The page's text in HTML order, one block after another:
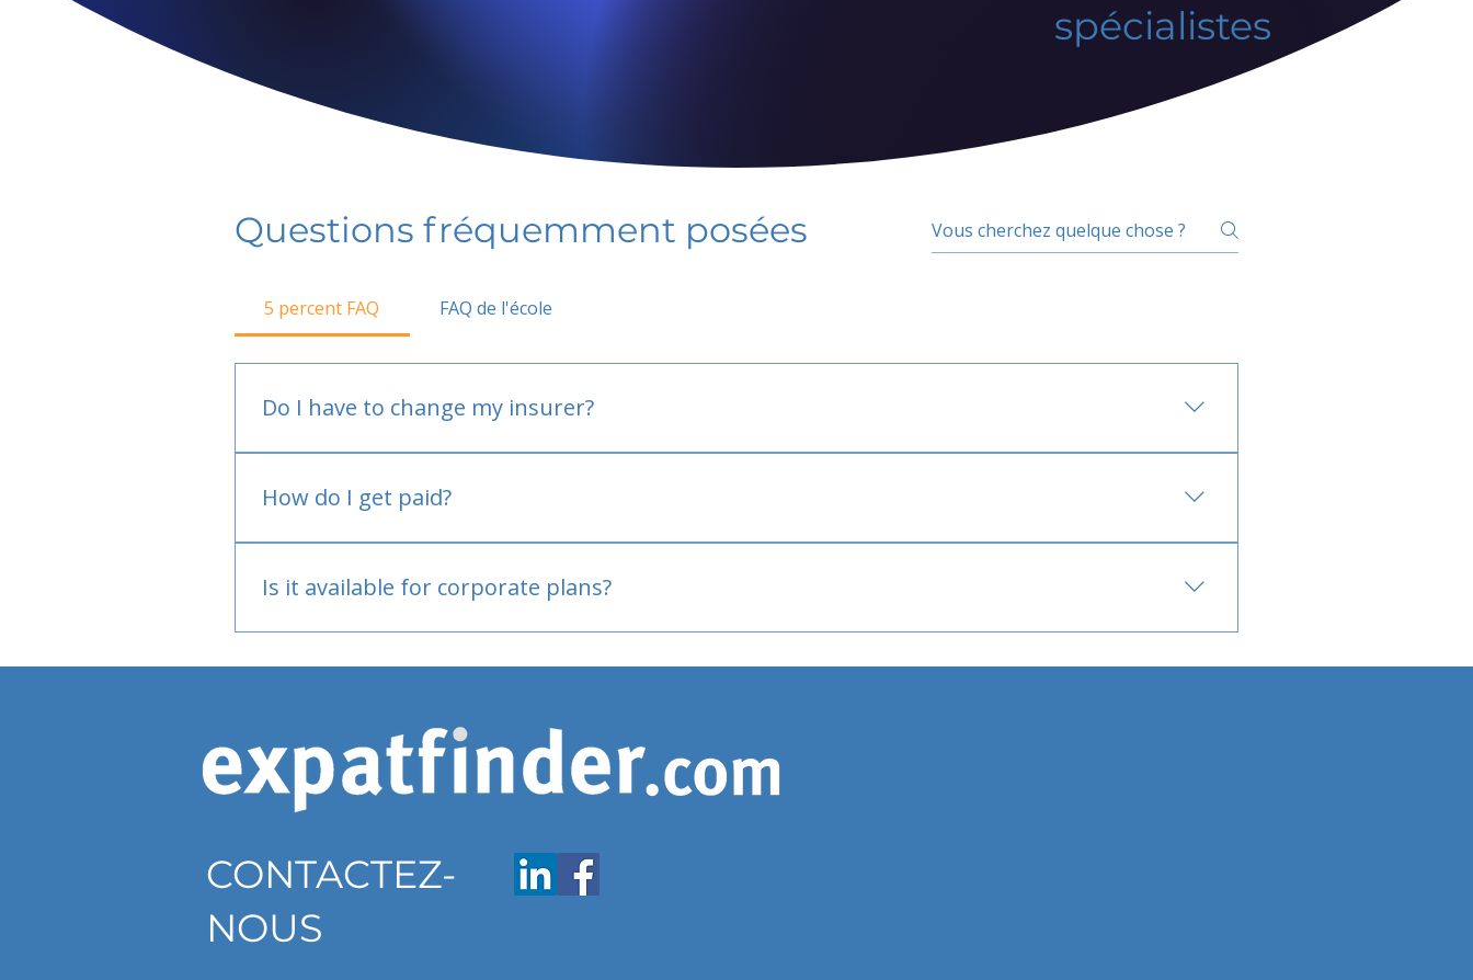
spécialistes
Questions fréquemment posées
5 percent FAQ FAQ de l'école
Do I have to change my insurer?
How do I get paid?
Is it available for corporate plans?
CONTACTEZ-
NOUS